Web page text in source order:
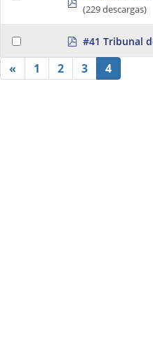
d
f
(229 descargas)
p
d
f
#41 Tribunal
« 1 2 3 4